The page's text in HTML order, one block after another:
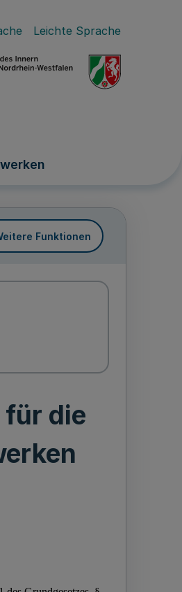
Leichte Sprache
Funktionen
die